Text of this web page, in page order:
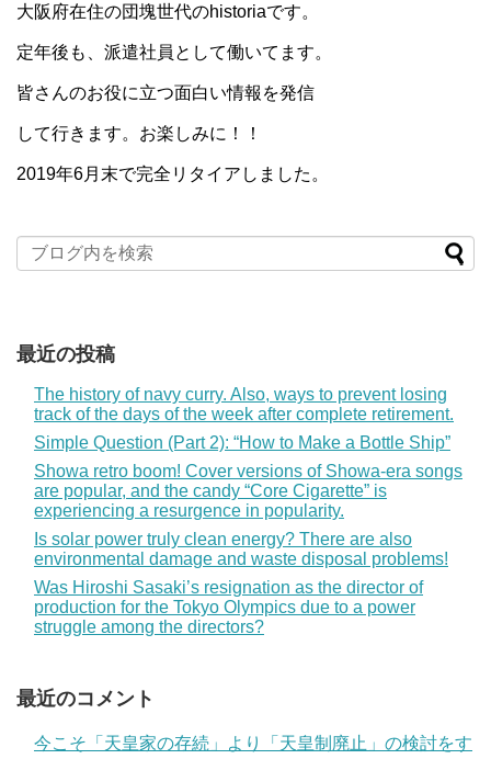
大阪府在住の団塊世代のhistoriaです。
定年後も、派遣社員として働いてます。
皆さんのお役に立つ面白い情報を発信
して行きます。お楽しみに！！
2019年6月末で完全リタイアしました。
最近の投稿
The history of navy curry. Also, ways to prevent losing
track of the days of the week after complete retirement.
Simple Question (Part 2): “How to Make a Bottle Ship”
Showa retro boom! Cover versions of Showa-era songs
are popular, and the candy “Core Cigarette” is
experiencing a resurgence in popularity.
Is solar power truly clean energy? There are also
environmental damage and waste disposal problems!
Was Hiroshi Sasaki’s resignation as the director of
production for the Tokyo Olympics due to a power
struggle among the directors?
最近のコメント
今こそ「天皇家の存続」より「天皇制廃止」の検討をす